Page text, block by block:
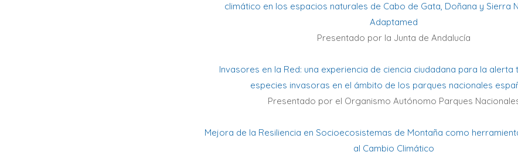
climático en los espacios naturales de Cabo de Gata, Doñana y Sierra
Adaptamed
Presentado por la Junta de Andalucía
Invasores en la Red: una experiencia de ciencia ciudadana para la alerta
especies invasoras en el ámbito de los parques nacionales
Presentado por el Organismo Autónomo Parques
Mejora de la Resiliencia en Socioecosistemas de Montaña como
al Cambio Climático